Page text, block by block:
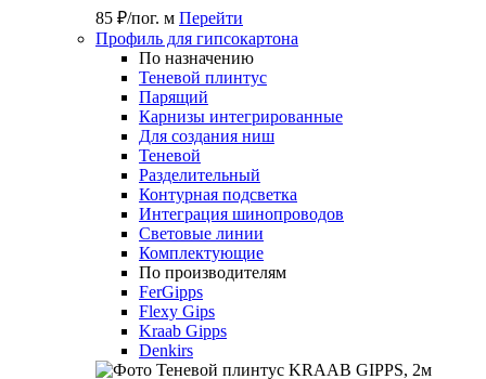
85 ₽/пог. м Перейти
Профиль для гипсокартона
По назначению
Теневой плинтус
Парящий
Карнизы интегрированные
Для создания ниш
Теневой
Разделительный
Контурная подсветка
Интеграция шинопроводов
Световые линии
Комплектующие
По производителям
FerGipps
Flexy Gips
Kraab Gipps
Denkirs